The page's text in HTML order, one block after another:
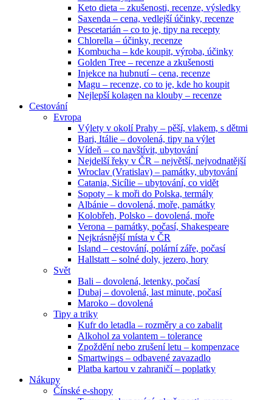
Keto dieta – zkušenosti, recenze, výsledky
Saxenda – cena, vedlejší účinky, recenze
Pescetarián – co to je, tipy na recepty
Chlorella – účinky, recenze
Kombucha – kde koupit, výroba, účinky
Golden Tree – recenze a zkušenosti
Injekce na hubnutí – cena, recenze
Magu – recenze, co to je, kde ho koupit
Nejlepší kolagen na klouby – recenze
Cestování
Evropa
Výlety v okolí Prahy – pěší, vlakem, s dětmi
Bari, Itálie – dovolená, tipy na výlet
Vídeň – co navštívit, ubytování
Nejdelší řeky v ČR – největší, nejvodnatější
Wroclav (Vratislav) – památky, ubytování
Catania, Sicílie – ubytování, co vidět
Sopoty – k moři do Polska, termály
Albánie – dovolená, moře, památky
Kolobřeh, Polsko – dovolená, moře
Verona – památky, počasí, Shakespeare
Nejkrásnější místa v ČR
Island – cestování, polární záře, počasí
Hallstatt – solné doly, jezero, hory
Svět
Bali – dovolená, letenky, počasí
Dubaj – dovolená, last minute, počasí
Maroko – dovolená
Tipy a triky
Kufr do letadla – rozměry a co zabalit
Alkohol za volantem – tolerance
Zpoždění nebo zrušení letu – kompenzace
Smartwings – odbavené zavazadlo
Platba kartou v zahraničí – poplatky
Nákupy
Čínské e-shopy